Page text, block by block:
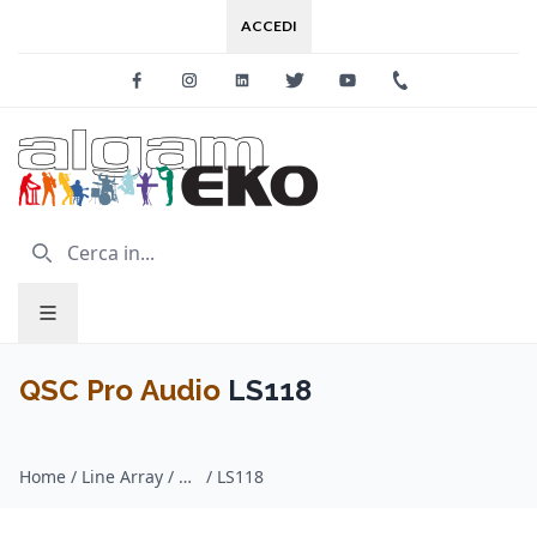
ACCEDI
FacebookInstagramLinkedinTwitter Youtube
QSC Pro Audio LS118
Home / Line Array / QSC Pro Audio / LS118